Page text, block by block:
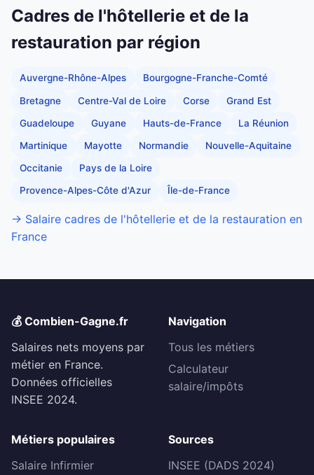
Cadres de l'hôtellerie et de la
restauration par région
Auvergne-Rhône-Alpes Bourgogne-Franche-Comté
Bretagne Centre-Val de Loire Corse Grand Est
Guadeloupe Guyane Hauts-de-France La Réunion
Martinique Mayotte Normandie Nouvelle-Aquitaine
Occitanie Pays de la Loire
Provence-Alpes-Côte d'Azur Île-de-France
→ Salaire cadres de l'hôtellerie et de la restauration en
France
💰 Combien-Gagne.fr
Salaires nets moyens par
métier en France.
Données officielles
INSEE 2024.
Navigation
Tous les métiers
Calculateur
salaire/impôts
Métiers populaires
Salaire Infirmier
Sources
INSEE (DADS 2024)